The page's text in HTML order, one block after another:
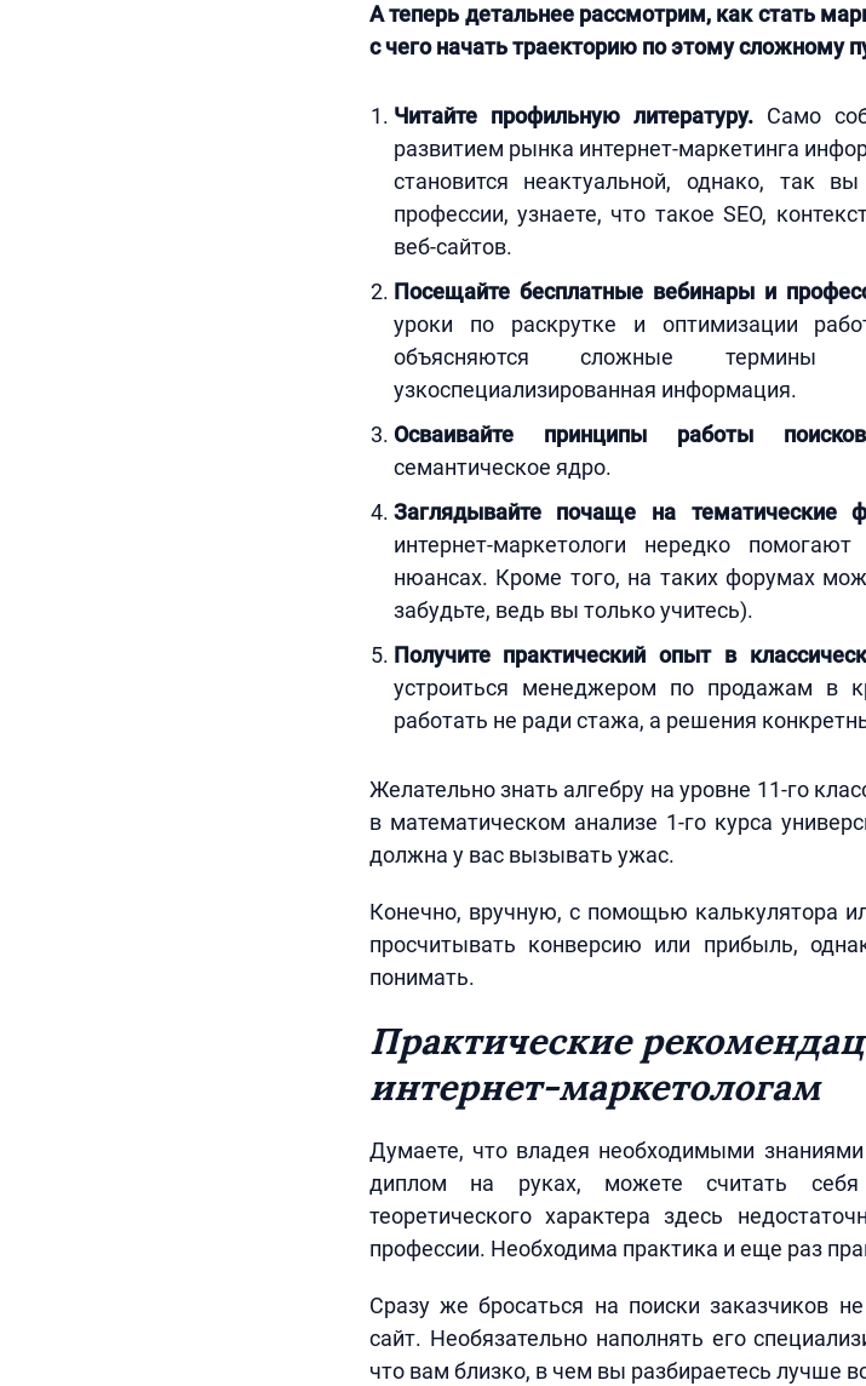
А теперь детальнее рассмотрим, как стать
с чего начать траекторию по этому сложному
Читайте профильную литературу.Само
развитием рынка интернет-маркетинга
становится неактуальной, однако, так
профессии, узнаете, что такое SEO,
веб-сайтов.
Посещайте бесплатные вебинары и
уроки по раскрутке и оптимизации
объясняются сложные термины и
узкоспециализированная информация.
Осваивайте принципы работы
семантическое ядро.
Заглядывайте почаще на тематические
интернет-маркетологи нередко
нюансах. Кроме того, на таких форумах
забудьте, ведь вы только учитесь).
Получите практический опыт в
устроиться менеджером по продажам в
работать не ради стажа, а решения
Желательно знать алгебру на уровне 11-го
в математическом анализе 1-го курса
должна у вас вызывать ужас.
Конечно, вручную, с помощью калькулятора
просчитывать конверсию или прибыль,
понимать.
Практические
интернет-маркетологам
Думаете, что владея необходимыми
диплом на руках, можете считать себя
теоретического характера здесь
профессии. Необходима практика и еще раз
Сразу же бросаться на поиски заказчиков
сайт. Необязательно наполнять его
что вам близко, в чем вы разбираетесь лучше